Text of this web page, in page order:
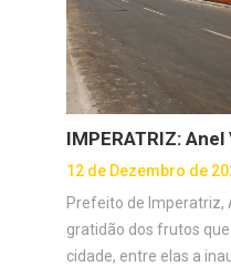
IMPERATRIZ:
12 de Dezembro de
Prefeito de Imperatriz,
gratidão dos frutos
cidade, entre elas a